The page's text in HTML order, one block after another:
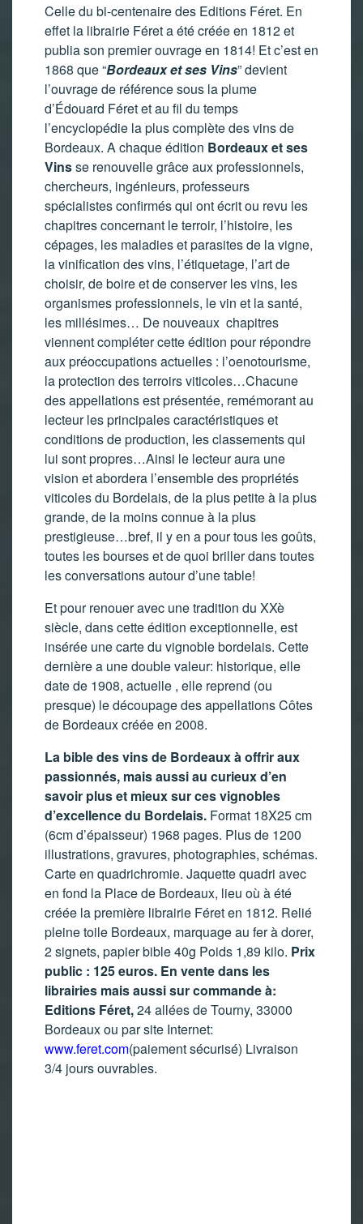
Celle du bi-centenaire des Editions Féret. En
effet la librairie Féret a été créée en 1812 et
publia son premier ouvrage en 1814! Et c’est en
1868 que “Bordeaux et ses Vins” devient
l’ouvrage de référence sous la plume
d’Édouard Féret et au fil du temps
l’encyclopédie la plus complète des vins de
Bordeaux. A chaque édition Bordeaux et ses
Vinsse renouvelle grâce aux professionnels,
chercheurs, ingénieurs, professeurs
spécialistes confirmés qui ont écrit ou revu les
chapitres concernant le terroir, l’histoire, les
cépages, les maladies et parasites de la vigne,
la vinification des vins, l’étiquetage, l’art de
choisir, de boire et de conserver les vins, les
organismes professionnels, le vin et la santé,
les millésimes… De nouveaux chapitres
viennent compléter cette édition pour répondre
aux préoccupations actuelles : l’oenotourisme,
la protection des terroirs viticoles…Chacune
des appellations est présentée, remémorant au
lecteur les principales caractéristiques et
conditions de production, les classements qui
lui sont propres…Ainsi le lecteur aura une
vision et abordera l’ensemble des propriétés
viticoles du Bordelais, de la plus petite à la plus
grande, de la moins connue à la plus
prestigieuse…bref, il y en a pour tous les goûts,
toutes les bourses et de quoi briller dans toutes
les conversations autour d’une table!
Et pour renouer avec une tradition du XXè
siècle, dans cette édition exceptionnelle, est
insérée une carte du vignoble bordelais. Cette
dernière a une double valeur: historique, elle
date de 1908, actuelle , elle reprend (ou
presque) le découpage des appellations Côtes
de Bordeaux créée en 2008.
La bible des vins de Bordeaux à offrir aux
passionnés, mais aussi au curieux d’en
savoir plus et mieux sur ces vignobles
d’excellence du Bordelais. Format 18X25 cm
(6cm d’épaisseur) 1968 pages. Plus de 1200
illustrations, gravures, photographies, schémas.
Carte en quadrichromie. Jaquette quadri avec
en fond la Place de Bordeaux, lieu où à été
créée la première librairie Féret en 1812. Relié
pleine toile Bordeaux, marquage au fer à dorer,
2 signets, papier bible 40g Poids 1,89 kilo. Prix
public : 125 euros. En vente dans les
librairies mais aussi sur commande à:
Editions Féret,24 allées de Tourny, 33000
Bordeaux ou par site Internet:
www.feret.com(paiement sécurisé) Livraison
3/4 jours ouvrables.